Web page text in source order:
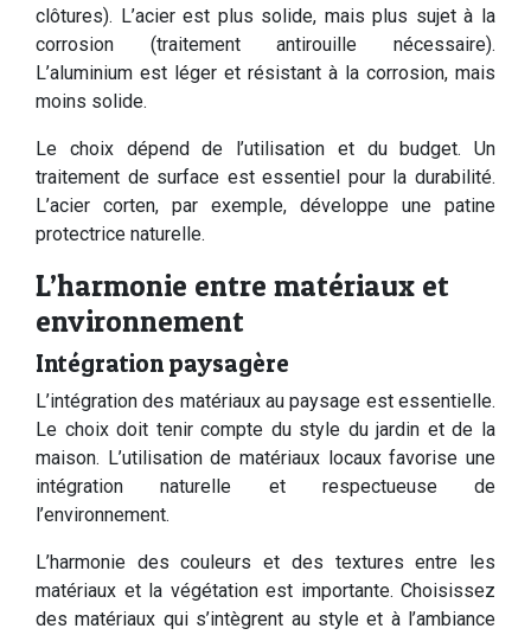
clôtures). L’acier est plus solide, mais plus sujet à la
corrosion (traitement antirouille nécessaire).
L’aluminium est léger et résistant à la corrosion, mais
moins solide.
Le choix dépend de l’utilisation et du budget. Un
traitement de surface est essentiel pour la durabilité.
L’acier corten, par exemple, développe une patine
protectrice naturelle.
L’harmonie entre matériaux et
environnement
Intégration paysagère
L’intégration des matériaux au paysage est essentielle.
Le choix doit tenir compte du style du jardin et de la
maison. L’utilisation de matériaux locaux favorise une
intégration naturelle et respectueuse de
l’environnement.
L’harmonie des couleurs et des textures entre les
matériaux et la végétation est importante. Choisissez
des matériaux qui s’intègrent au style et à l’ambiance